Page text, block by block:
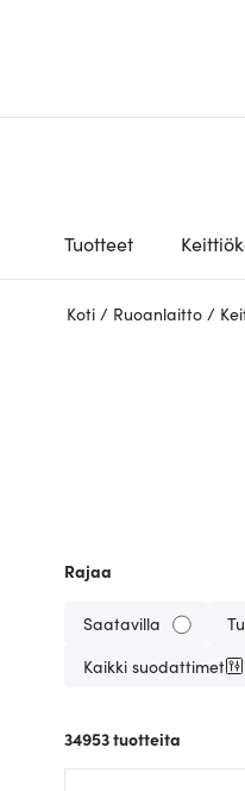
Tuotteet
Koti / Ruoanlaitto /
Rajaa
Saatavilla
Kaikki suodattimet
34953tuotteita